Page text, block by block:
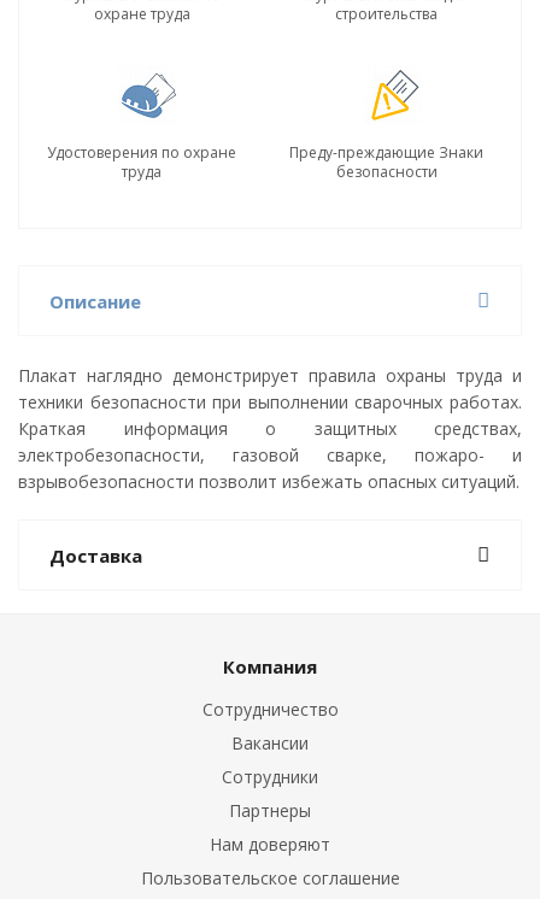
охране труда
строительства
Удостоверения по охране
труда
Преду-преждающие Знаки
безопасности
Описание
Плакат наглядно демонстрирует правила охраны труда и
техники безопасности при выполнении сварочных работах.
Краткая информация о защитных средствах,
электробезопасности, газовой сварке, пожаро- и
взрывобезопасности позволит избежать опасных ситуаций.
Доставка
Компания
Сотрудничество
Вакансии
Сотрудники
Партнеры
Нам доверяют
Пользовательское соглашение